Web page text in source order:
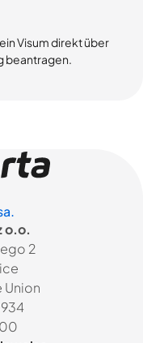
Visum direkt über
beantragen.
o.o.
2
Union